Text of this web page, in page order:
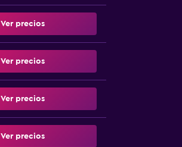
Ver precios
Ver precios
Ver precios
Ver precios